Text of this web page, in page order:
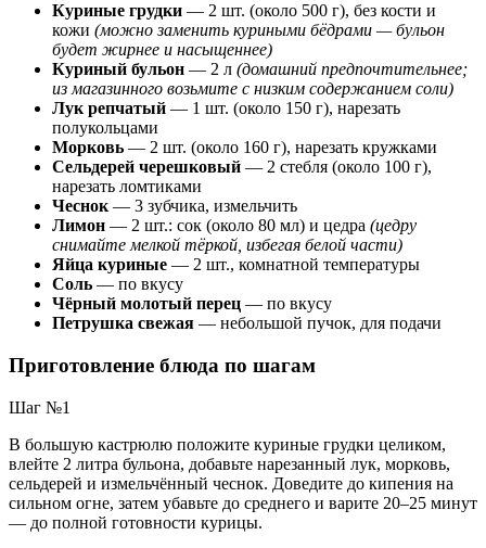
Куриные грудки — 2 шт. (около 500 г), без кости и
кожи (можно заменить куриными бёдрами — бульон
будет жирнее и насыщеннее)
Куриный бульон — 2 л (домашний предпочтительнее;
из магазинного возьмите с низким содержанием соли)
Лук репчатый — 1 шт. (около 150 г), нарезать
полукольцами
Морковь — 2 шт. (около 160 г), нарезать кружками
Сельдерей черешковый — 2 стебля (около 100 г),
нарезать ломтиками
Чеснок — 3 зубчика, измельчить
Лимон — 2 шт.: сок (около 80 мл) и цедра (цедру
снимайте мелкой тёркой, избегая белой части)
Яйца куриные — 2 шт., комнатной температуры
Соль — по вкусу
Чёрный молотый перец — по вкусу
Петрушка свежая — небольшой пучок, для подачи
Приготовление блюда по шагам
Шаг №1
В большую кастрюлю положите куриные грудки целиком,
влейте 2 литра бульона, добавьте нарезанный лук, морковь,
сельдерей и измельчённый чеснок. Доведите до кипения на
сильном огне, затем убавьте до среднего и варите 20–25 минут
— до полной готовности курицы.